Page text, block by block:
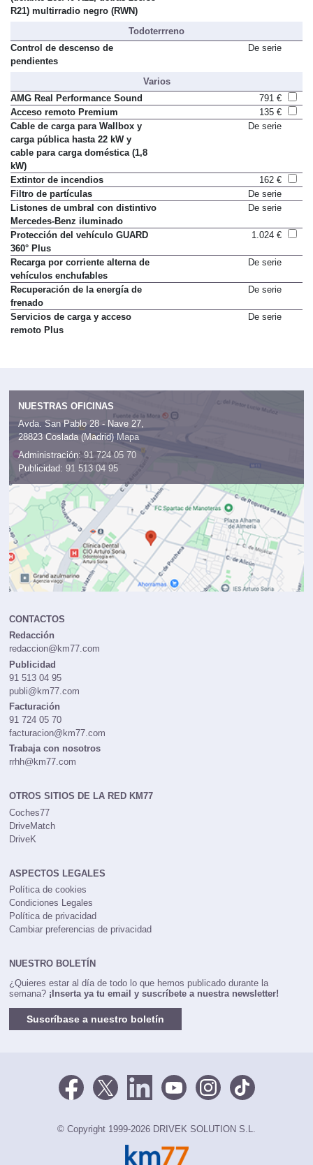
(delante 265/40 R21, detrás 295/35
Todoterrreno
Control de descenso de
Varios
AMG Real Performance Sound
791 €
Acceso remoto Premium
135 €
Cable de carga para Wallbox y
carga pública hasta 22 kW y
cable para carga doméstica (1,8
kW)
Extintor de incendios
162 €
Filtro de partículas
De serie
Listones de umbral con distintivo
Mercedes-Benz iluminado
Protección del vehículo GUARD
360° Plus
Recarga por corriente alterna de
vehículos enchufables
Recuperación de la energía de
frenado
Servicios de carga y acceso
NUESTRAS OFICINAS
Avda. San Pablo 28 - Nave 27,
28823 Coslada (Madrid)
Mapa
Administración:91 724 05 70
Publicidad:
CONTACTOS
Redacción
redaccion@km77.com
Publicidad
91 513 04 95
publi@km77.com
Facturación
91 724 05 70
facturacion@km77.com
Trabaja con nosotros
OTROS SITIOS DE LA RED KM77
Coches77
DriveMatch
ASPECTOS LEGALES
Política de cookies
Condiciones Legales
Política de privacidad
¿Quieres estar al día de todo lo que hemos publicado durante la
Suscríbase a nuestro boletín